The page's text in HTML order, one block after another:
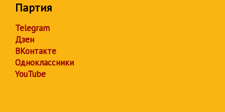
Партия
Telegram
Дзен
ВКонтакте
Одноклассники
YouTube